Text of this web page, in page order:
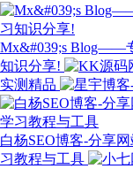
Mx&#039;s Blog——
知识分享!
实测精品
白杨SEO博客-分享
习教程与工具